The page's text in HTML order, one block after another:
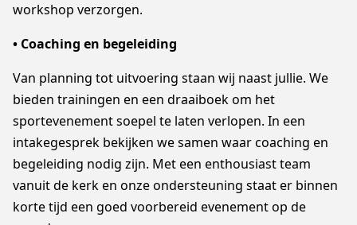
workshop verzorgen.
• Coaching en begeleiding
Van planning tot uitvoering staan wij naast jullie. We
bieden trainingen en een draaiboek om het
sportevenement soepel te laten verlopen. In een
intakegesprek bekijken we samen waar coaching en
begeleiding nodig zijn. Met een enthousiast team
vanuit de kerk en onze ondersteuning staat er binnen
korte tijd een goed voorbereid evenement op de